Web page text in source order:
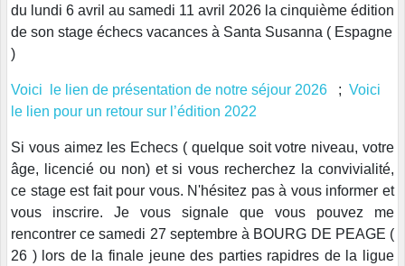
du lundi 6 avril au samedi 11 avril 2026 la cinquième édition
de son stage échecs vacances à Santa Susanna ( Espagne
)
Voici le lien de présentation de notre séjour 2026 ; Voici
le lien pour un retour sur l’édition 2022
Si vous aimez les Echecs ( quelque soit votre niveau, votre
âge, licencié ou non) et si vous recherchez la convivialité,
ce stage est fait pour vous. N'hésitez pas à vous informer et
vous inscrire. Je vous signale que vous pouvez me
rencontrer ce samedi 27 septembre à BOURG DE PEAGE (
26 ) lors de la finale jeune des parties rapidres de la ligue